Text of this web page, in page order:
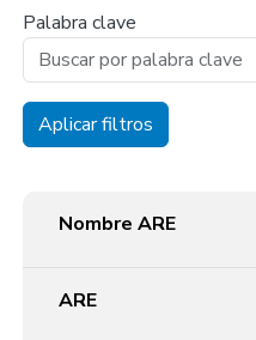
Palabra clave
Aplicar filtros
Nombre ARE
ARE